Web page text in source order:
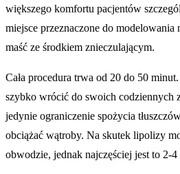
większego komfortu pacjentów
miejsce przeznaczone do modelowania
maść ze środkiem znieczulającym.
Cała procedura trwa od 20 do 50
szybko wrócić do swoich codziennych
jedynie ograniczenie spożycia
obciążać wątroby. Na skutek lipolizy
obwodzie, jednak najczęściej jest to 2-4